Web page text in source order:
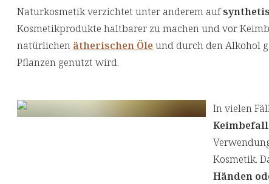
Naturkosmetik verzichtet unter anderem auf
Kosmetikprodukte haltbarer zu machen und vor
natürlichen ätherischen Öleund durch den Alkohol
Pflanzen genutzt wird.
In vielen
Kosmetik.
Händen